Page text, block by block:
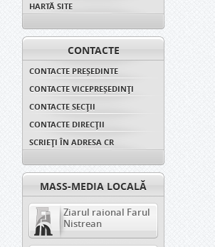
HARTĂ SITE
CONTACTE
CONTACTE PREȘEDINTE
CONTACTE VICEPREȘEDINŢI
CONTACTE SECȚII
CONTACTE DIRECȚII
SCRIEȚI ÎN ADRESA CR
MASS-MEDIA LOCALĂ
Ziarul raional Farul
Nistrean